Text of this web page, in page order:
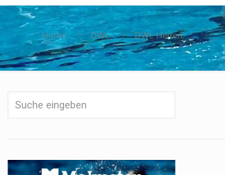
Home DWL DWL Herren